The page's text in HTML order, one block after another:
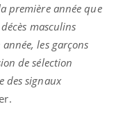
première année que
masculins
les garçons
de sélection
des signaux